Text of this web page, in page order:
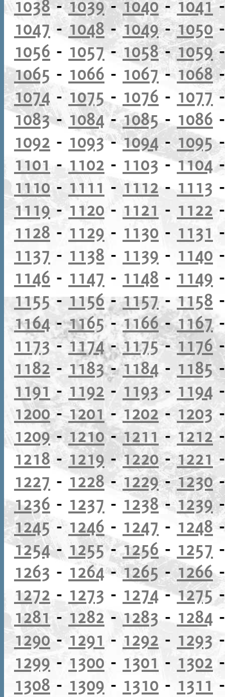
1038-1039-1040 -1041
1047 - 1048-1049-1050
1056 - 1057-1058-1059
1065 - 1066 - 1067-1068
1074 - 1075- 1076 - 1077
1083- 1084-1085- 1086
1092 - 1093-1094-1095
1101 - 1102 - 1103-1104
1110- 1111 - 1112 - 1113
1119-1120 - 1121 - 1122
1128 - 1129 - 1130 - 1131
1137 - 1138 - 1139 - 1140
1146 - 1147 - 1148 - 1149
1155 - 1156 -1157- 1158
1164-1165-1166-1167
1173-1174-1175-1176
1182 - 1183-1184 - 1185
1191 -1192 - 1193 - 1194
1200-1201 - 1202- 1203
1209-1210-1211 -1212
1218 -1219 -1220-1221
1227 - 1228-1229-1230
1236 - 1237 - 1238-1239
1245- 1246 - 1247 - 1248
1254- 1255-1256 - 1257
1263 - 1264-1265- 1266
1272 - 1273 - 1274-1275
1281 - 1282 - 1283 - 1284
1290- 1291 - 1292 - 1293
1299 - 1300 - 1301 - 1302
1308 - 1309 - 1310 - 1311